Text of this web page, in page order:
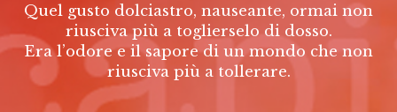
Quel gusto dolciastro, nauseante, ormai non
riusciva più a toglierselo di dosso.
Era l’odore e il sapore di un mondo che non
riusciva più a tollerare.